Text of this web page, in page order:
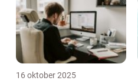
16 oktober 2025